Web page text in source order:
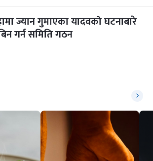
ज्यान गुमाएका यादवको घटनाबारे
गर्न समिति गठन